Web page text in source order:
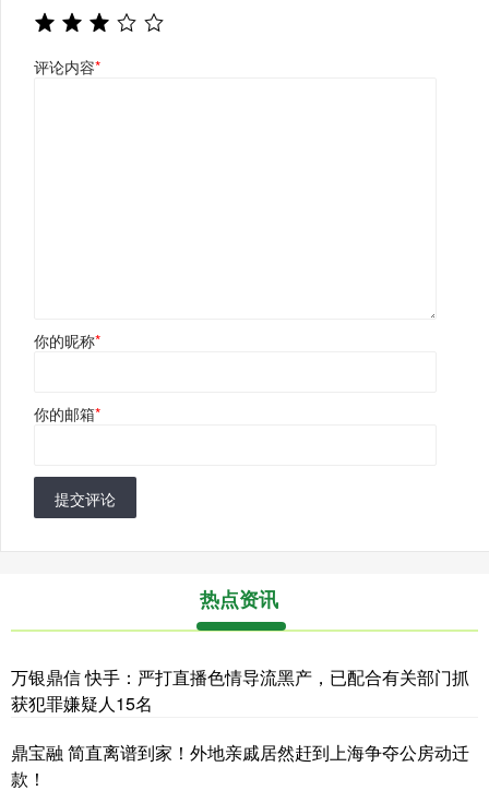
评论内容*
你的昵称*
你的邮箱*
提交评论
热点资讯
万银鼎信 快手：严打直播色情导流黑产，已配合有关部门抓
获犯罪嫌疑人15名
鼎宝融 简直离谱到家！外地亲戚居然赶到上海争夺公房动迁
款！